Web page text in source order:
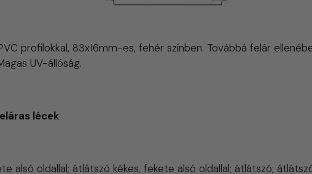
profilokkal, 83x16mm-es, fehér színben. Továbbá felár
UV-állóság.
lécek
alsó oldallal; átlátszó kékes, fekete alsó oldallal; átlátszó;